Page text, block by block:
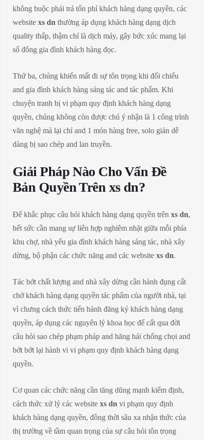
không buộc phải trả tổn phí khách hàng dạng quyền, các
website xs dn thường áp dụng khách hàng dạng dịch
quality thấp, thậm chí là dịch máy, gây bức xúc mang lại
số đông gia đình khách hàng đọc.
Thứ ba, chúng khiến mất đi sự tôn trọng khi đối chiếu
and gia đình khách hàng sáng tác and tác phẩm. Khi
chuyện tranh bị vi phạm quy định khách hàng dạng
quyền, chúng không còn được chú ý nhận là 1 công trình
văn nghệ mà lại chỉ and 1 món hàng free, solo giản dễ
dàng bị sao chép and lan truyền.
Giải Pháp Nào Cho Vấn Đề
Bản Quyền Trên xs dn?
Để khắc phục câu hỏi khách hàng dạng quyền trên xs dn,
hết sức cần mang sự liên hợp nghiêm nhặt giữa mỗi phía
khu chợ, nhà yếu gia đình khách hàng sáng tác, nhà xây
dừng, bộ phận các chức năng and các website xs dn.
Tác bớt chất lượng and nhà xây dừng cần hành đụng cất
chở khách hàng dạng quyền tác phẩm của người nhà, tại
vì chưng cách thức tiến hành đăng ký khách hàng dạng
quyền, áp dụng các nguyên lý khoa học để cất qua đời
câu hỏi sao chép phạm pháp and hăng hái chống chọi and
bớt bớt lại hành vi vi phạm quy định khách hàng dạng
quyền.
Cơ quan các chức năng cần tăng dũng mạnh kiểm định,
cách thức xử lý các website xs dn vi phạm quy định
khách hàng dạng quyền, đồng thời sâu xa nhận thức của
thị trường về tầm quan trọng của sự câu hỏi tôn trọng